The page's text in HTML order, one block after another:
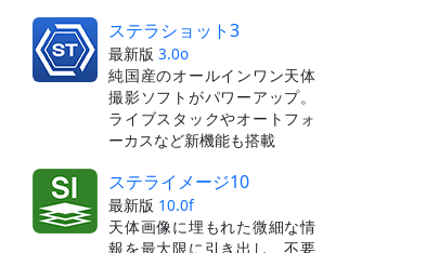
ステラショット3
最新版 3.0o
純国産のオールインワン天体
撮影ソフトがパワーアップ。
ライブスタックやオートフォ
ーカスなど新機能も搭載
ステライメージ10
最新版 10.0f
天体画像に埋もれた微細な情
報を最大限に引き出し、不要